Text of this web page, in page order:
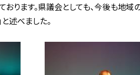
ります。県議会としても、今後も地
述べました。